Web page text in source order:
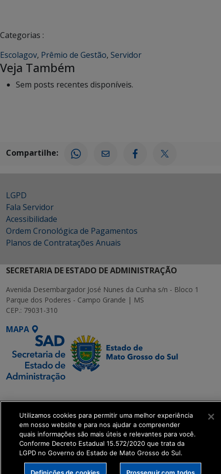
Categorias :
Escolagov, Prêmio de Gestão, Servidor
Veja Também
Sem posts recentes disponíveis.
Compartilhe:
LGPD
Fala Servidor
Acessibilidade
Ordem Cronológica de Pagamentos
Planos de Contratações Anuais
SECRETARIA DE ESTADO DE ADMINISTRAÇÃO
Avenida Desembargador José Nunes da Cunha s/n - Bloco 1
Parque dos Poderes - Campo Grande | MS
CEP.: 79031-310
MAPA
Transformação Digital
get_footer();
Utilizamos cookies para permitir uma melhor experiência
em nosso website e para nos ajudar a compreender
quais informações são mais úteis e relevantes para você.
Conforme Decreto Estadual 15.572/2020 que trata da
LGPD no Governo do Estado de Mato Grosso do Sul.
Definições de cookies Prosseguir com todos